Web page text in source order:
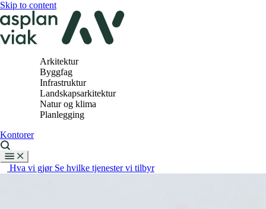
Skip to content
Arkitektur
Byggfag
Infrastruktur
Landskapsarkitektur
Natur og klima
Planlegging
Kontorer
Hva vi gjør Se hvilke tjenester vi tilbyr